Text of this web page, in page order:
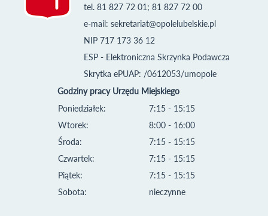
tel. 81 827 72 01; 81 827 72 00
e-mail: sekretariat@opolelubelskie.pl
NIP 717 173 36 12
ESP - Elektroniczna Skrzynka Podawcza
Skrytka ePUAP: /0612053/umopole
Godziny pracy Urzędu Miejskiego
Poniedziałek:
Wtorek:
Środa:
Czwartek:
Piątek:
Sobota:
7:15 - 15:15
8:00 - 16:00
7:15 - 15:15
7:15 - 15:15
7:15 - 15:15
nieczynne